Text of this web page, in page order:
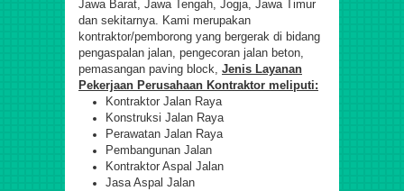
Jawa Barat, Jawa Tengah, Jogja, Jawa Timur
dan sekitarnya. Kami merupakan
kontraktor/pemborong yang bergerak di bidang
pengaspalan jalan, pengecoran jalan beton,
pemasangan paving block, Jenis Layanan
Pekerjaan Perusahaan Kontraktor meliputi:
Kontraktor Jalan Raya
Konstruksi Jalan Raya
Perawatan Jalan Raya
Pembangunan Jalan
Kontraktor Aspal Jalan
Jasa Aspal Jalan